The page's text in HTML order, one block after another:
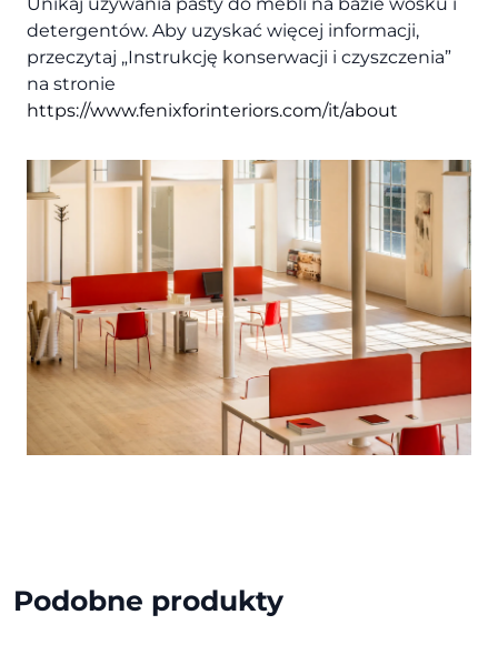
detergentów. Aby uzyskać więcej informacji,
przeczytaj „Instrukcję konserwacji i czyszczenia”
na stronie
https://www.fenixforinteriors.com/it/about
Podobne produkty